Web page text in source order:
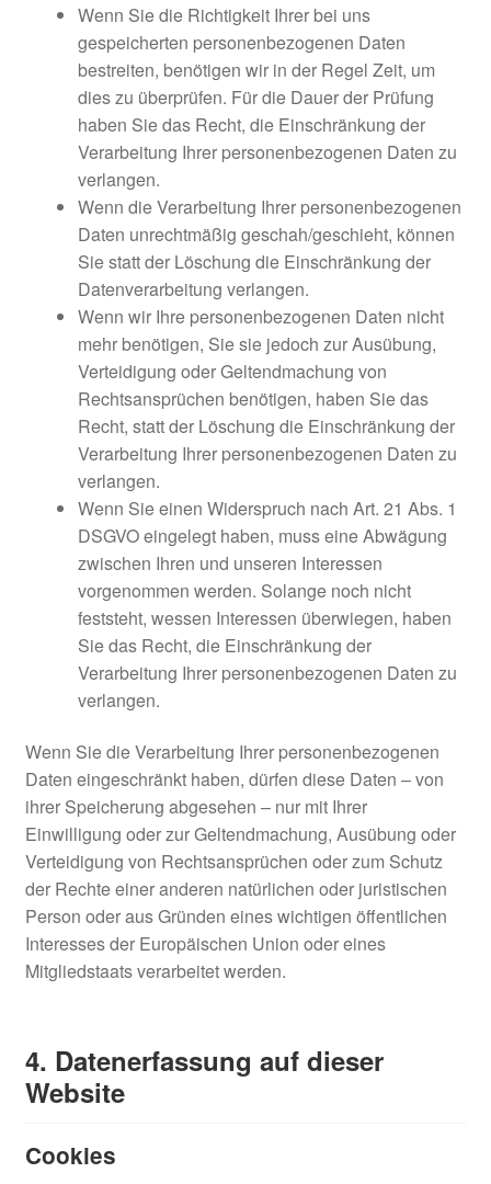
Wenn Sie die Richtigkeit Ihrer bei uns
gespeicherten personenbezogenen Daten
bestreiten, benötigen wir in der Regel Zeit, um
dies zu überprüfen. Für die Dauer der Prüfung
haben Sie das Recht, die Einschränkung der
Verarbeitung Ihrer personenbezogenen Daten zu
verlangen.
Wenn die Verarbeitung Ihrer personenbezogenen
Daten unrechtmäßig geschah/geschieht, können
Sie statt der Löschung die Einschränkung der
Datenverarbeitung verlangen.
Wenn wir Ihre personenbezogenen Daten nicht
mehr benötigen, Sie sie jedoch zur Ausübung,
Verteidigung oder Geltendmachung von
Rechtsansprüchen benötigen, haben Sie das
Recht, statt der Löschung die Einschränkung der
Verarbeitung Ihrer personenbezogenen Daten zu
verlangen.
Wenn Sie einen Widerspruch nach Art. 21 Abs. 1
DSGVO eingelegt haben, muss eine Abwägung
zwischen Ihren und unseren Interessen
vorgenommen werden. Solange noch nicht
feststeht, wessen Interessen überwiegen, haben
Sie das Recht, die Einschränkung der
Verarbeitung Ihrer personenbezogenen Daten zu
verlangen.
Wenn Sie die Verarbeitung Ihrer personenbezogenen
Daten eingeschränkt haben, dürfen diese Daten – von
ihrer Speicherung abgesehen – nur mit Ihrer
Einwilligung oder zur Geltendmachung, Ausübung oder
Verteidigung von Rechtsansprüchen oder zum Schutz
der Rechte einer anderen natürlichen oder juristischen
Person oder aus Gründen eines wichtigen öffentlichen
Interesses der Europäischen Union oder eines
Mitgliedstaats verarbeitet werden.
4. Datenerfassung auf dieser
Website
Cookies